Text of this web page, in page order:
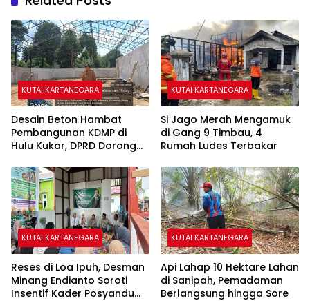
KUTAI KARTANEGARA
Desain Beton Hambat
Pembangunan KDMP di
Hulu Kukar, DPRD Dorong
KUTAI KARTANEGARA
Si Jago Merah Mengamuk
di Gang 9 Timbau, 4
Rumah Ludes Terbakar
KUTAI KARTANEGARA
Reses di Loa Ipuh, Desman
Minang Endianto Soroti
Insentif Kader Posyandu
KUTAI KARTANEGARA
Api Lahap 10 Hektare Lahan
di Sanipah, Pemadaman
Berlangsung hingga Sore